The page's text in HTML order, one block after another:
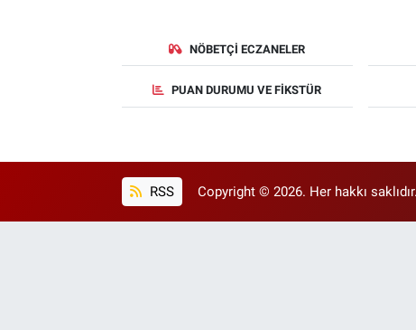
NÖBETÇI ECZANELER
PUAN DURUMU VE FIKSTÜR
RSS Copyright © 2026. Her hakkı saklıdır.